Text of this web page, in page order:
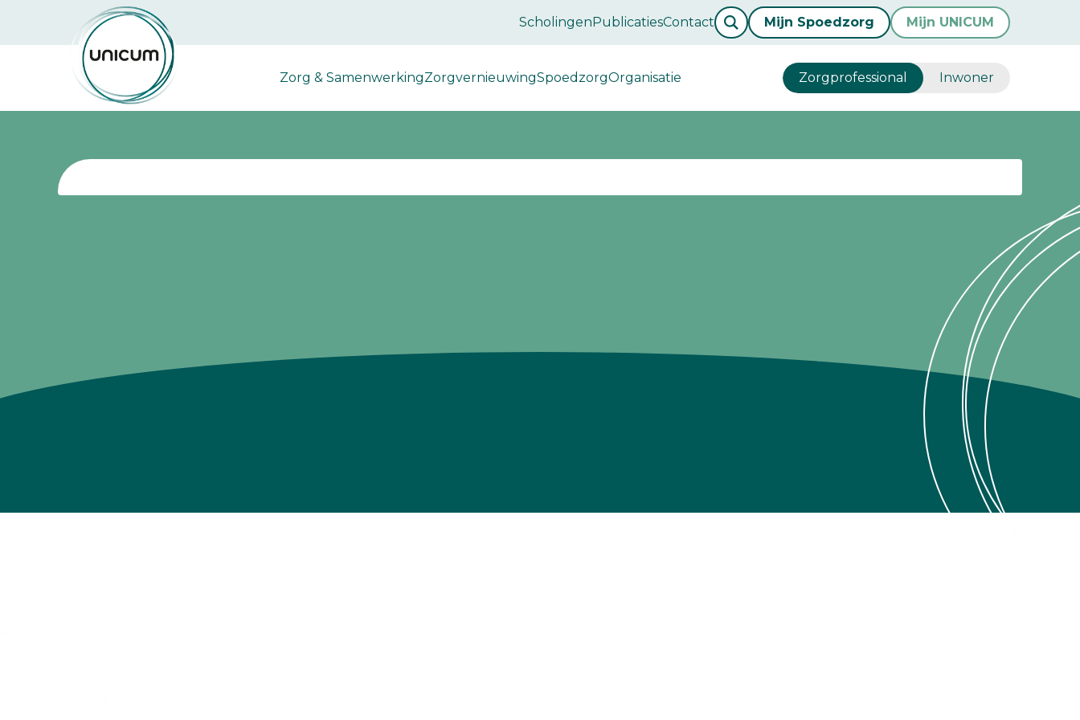
ScholingenPublicatiesContact Mijn Spoedzorg Mijn UNICUM
Zorg & SamenwerkingZorgvernieuwingSpoedzorgOrganisatie Zorgprofessional Inwoner